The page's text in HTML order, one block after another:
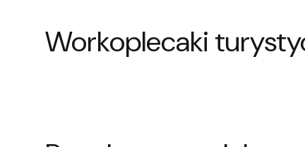
Workoplecaki